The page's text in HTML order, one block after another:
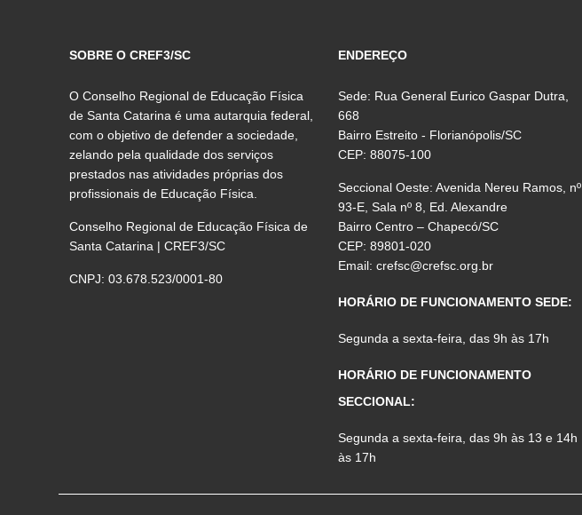
SOBRE O CREF3/SC
O Conselho Regional de Educação Física
de Santa Catarina é uma autarquia federal,
com o objetivo de defender a sociedade,
zelando pela qualidade dos serviços
prestados nas atividades próprias dos
profissionais de Educação Física.
Conselho Regional de Educação Física de
Santa Catarina | CREF3/SC
CNPJ: 03.678.523/0001-80
ENDEREÇO
Sede: Rua General Eurico Gaspar Dutra,
668
Bairro Estreito - Florianópolis/SC
CEP: 88075-100
Seccional Oeste: Avenida Nereu Ramos, nº
93-E, Sala nº 8, Ed. Alexandre
Bairro Centro – Chapecó/SC
CEP: 89801-020
Email:crefsc@crefsc.org.br
HORÁRIO DE FUNCIONAMENTO SEDE:
Segunda a sexta-feira, das 9h às 17h
HORÁRIO DE FUNCIONAMENTO
SECCIONAL:
Segunda a sexta-feira, das 9h às 13 e 14h
às 17h